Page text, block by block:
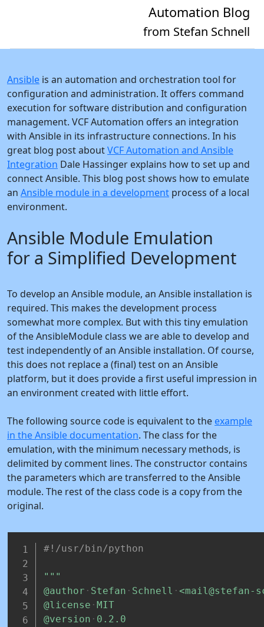
Automation Blog
from Stefan Schnell
Ansible is an automation and orchestration tool for
configuration and administration. It offers command
execution for software distribution and configuration
management. VCF Automation offers an integration
with Ansible in its infrastructure connections. In his
great blog post aboutVCF Automation and Ansible
Integration Dale Hassinger explains how to set up and
connect Ansible. This blog post shows how to emulate
an Ansible module in a development process of a local
environment.
Ansible Module Emulation
for a Simplified Development
To develop an Ansible module, an Ansible installation is
required. This makes the development process
somewhat more complex. But with this tiny emulation
of the AnsibleModule class we are able to develop and
test independently of an Ansible installation. Of course,
this does not replace a (final) test on an Ansible
platform, but it does provide a first useful impression in
an environment created with little effort.
The following source code is equivalent to the example
in the Ansible documentation. The class for the
emulation, with the minimum necessary methods, is
delimited by comment lines. The constructor contains
the parameters which are transferred to the Ansible
module. The rest of the class code is a copy from the
original.
#!/usr/bin/python
"""
@author
Stefan Schnell
<mail@stefan-
@license MIT
@version
0.2.0